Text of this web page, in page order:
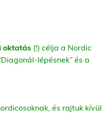
oktatás (!) célja a Nordic
lépésnek” és a
és rajtuk kívül